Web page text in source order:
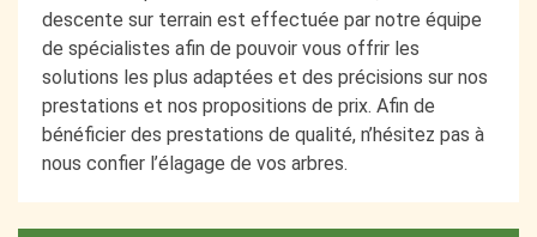
descente sur terrain est effectuée par notre équipe
de spécialistes afin de pouvoir vous offrir les
solutions les plus adaptées et des précisions sur nos
prestations et nos propositions de prix. Afin de
bénéficier des prestations de qualité, n’hésitez pas à
nous confier l’élagage de vos arbres.